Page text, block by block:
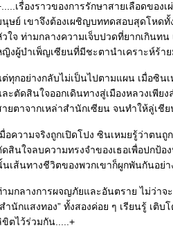
เรื่องราวของการรักษาสายเลือดของ
ษย์ เขาจึงต้องเผชิญบททดสอบสุดโหดทั้
ใจ ท่ามกลางความเจ็บปวดที่ยากเกินท
งผู้บำเพ็ญเซียนที่มีชะตานำเคราะห์ร้าย
ต่ทุกอย่างกลับไม่เป็นไปตามแผน เมื่อซิ
ละตัดสินใจออกเดินทางสู่เมืองหลวงเพี
ายตาจากเหล่าสำนักเซียน จนทำให้ลู่เชี
มื่อความจริงถูกเปิดโปง ซินเหมยรู้ว่าตนถู
ดสินใจลบความทรงจำของเธอเพื่อปกป้
เส้นทางชีวิตของพวกเขาก็ผูกพันกันอย่า
มกลางการผจญภัยและอันตราย ไม่ว่าจ
ำนักแสงทอง” ทั้งสองค่อย ๆ เรียนรู้ เ
ขิตไว้ร่วมกัน.....+